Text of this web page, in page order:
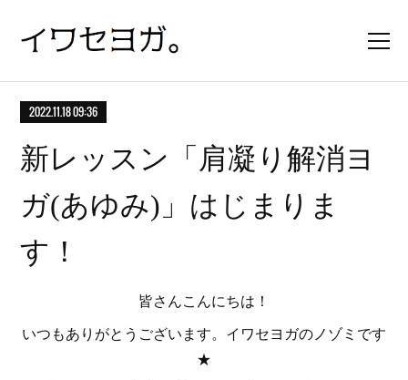
2022.11.18 09:36
新レッスン「肩凝り解消ヨ
ガ(あゆみ)」はじまりま
す！
皆さんこんにちは！
いつもありがとうございます。イワセヨガのノゾミです
★